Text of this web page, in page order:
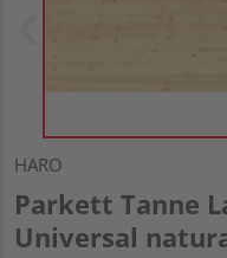
HARO
Parkett Tanne
Universal